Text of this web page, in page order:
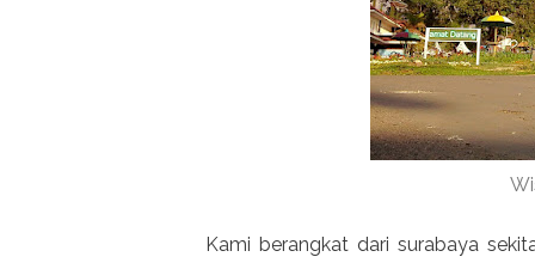
Kami berangkat dari surabaya